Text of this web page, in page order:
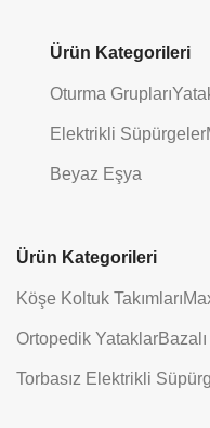
Ürün Kategorileri
Oturma Grupları
Elektrikli Süpürgeler
Beyaz Eşya
Ürün Kategorileri
Köşe Koltuk Takımları
Ortopedik Yataklar
Torbasız Elektrikli